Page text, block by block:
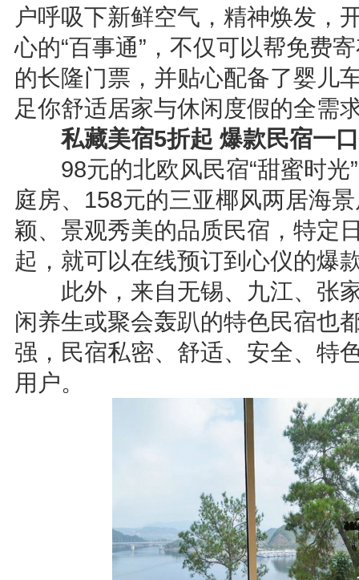
户呼吸下新鲜空气，精神焕发，
心的“百事通”，不仅可以帮免费
的长隆门票，并贴心配备了婴儿
足你舒适居家与休闲度假的全需
私藏美宿5折起 爆款民宿一
98元的北欧风民宿“甜蜜时光”
庭房、158元的三亚椰风两居海
颖、景观秀美的品质民宿，特定
起，就可以在线预订到心仪的爆
此外，来自无锡、九江、张家
闲养生或聚会轰趴的特色民宿也
强，民宿私密、舒适、安全、特
用户。